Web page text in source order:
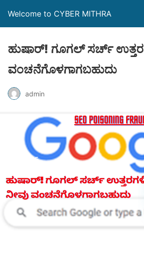
Welcome to CYBER MITHRA
ಹುಷಾರ್! ಗೂಗಲ್ ಸರ್ಚ್
ವಂಚನೆಗೊಳಗಾಗಬಹುದು
admin